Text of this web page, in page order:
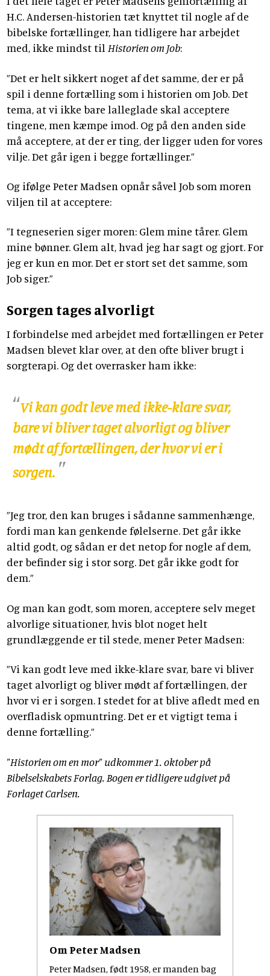
H.C. Andersen-historien tæt knyttet til nogle af de
bibelske fortællinger, han tidligere har arbejdet
med, ikke mindst til Historien om Job:
”Det er helt sikkert noget af det samme, der er på
spil i denne fortælling som i historien om Job. Det
tema, at vi ikke bare lalleglade skal acceptere
tingene, men kæmpe imod. Og på den anden side
må acceptere, at der er ting, der ligger uden for vores
vilje. Det går igen i begge fortællinger.”
Og ifølge Peter Madsen opnår såvel Job som moren
viljen til at acceptere:
”I tegneserien siger moren: Glem mine tårer. Glem
mine bønner. Glem alt, hvad jeg har sagt og gjort. For
jeg er kun en mor. Det er stort set det samme, som
Job siger.”
Sorgen tages alvorligt
I forbindelse med arbejdet med fortællingen er Peter
Madsen blevet klar over, at den ofte bliver brugt i
sorgterapi. Og det overrasker ham ikke:
Vi kan godt leve med ikke-klare svar,
bare vi bliver taget alvorligt og bliver
mødt af fortællingen, der hvor vi er i
sorgen.
”Jeg tror, den kan bruges i sådanne sammenhænge,
fordi man kan genkende følelserne. Det går ikke
altid godt, og sådan er det netop for nogle af dem,
der befinder sig i stor sorg. Det går ikke godt for
dem.”
Og man kan godt, som moren, acceptere selv meget
alvorlige situationer, hvis blot noget helt
grundlæggende er til stede, mener Peter Madsen:
”Vi kan godt leve med ikke-klare svar, bare vi bliver
taget alvorligt og bliver mødt af fortællingen, der
hvor vi er i sorgen. I stedet for at blive afledt med en
overfladisk opmuntring. Det er et vigtigt tema i
denne fortælling.”
"Historien om en mor" udkommer 1. oktober på
Bibelselskabets Forlag. Bogen er tidligere udgivet på
Forlaget Carlsen.
Om Peter Madsen
Peter Madsen, født 1958, er manden bag